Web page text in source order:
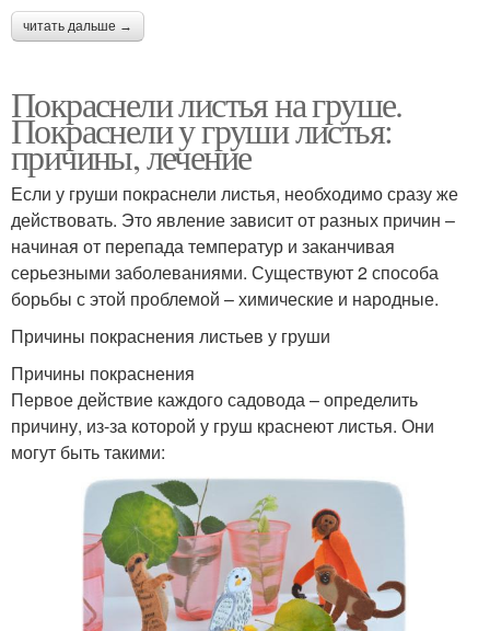
читать дальше →
Покраснели листья на груше.
Покраснели у груши листья:
причины, лечение
Если у груши покраснели листья, необходимо сразу же
действовать. Это явление зависит от разных причин –
начиная от перепада температур и заканчивая
серьезными заболеваниями. Существуют 2 способа
борьбы с этой проблемой – химические и народные.
Причины покраснения листьев у груши
Причины покраснения
Первое действие каждого садовода – определить
причину, из-за которой у груш краснеют листья. Они
могут быть такими: